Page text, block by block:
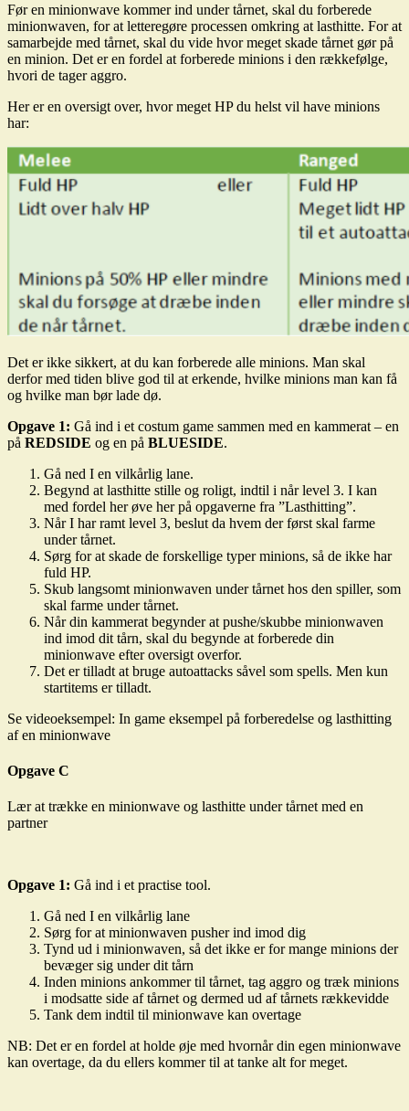
Før en minionwave kommer ind under tårnet, skal du forberede
minionwaven, for at letteregøre processen omkring at lasthitte. For at
samarbejde med tårnet, skal du vide hvor meget skade tårnet gør på
en minion. Det er en fordel at forberede minions i den rækkefølge,
hvori de tager aggro.
Her er en oversigt over, hvor meget HP du helst vil have minions
har:
Det er ikke sikkert, at du kan forberede alle minions. Man skal
derfor med tiden blive god til at erkende, hvilke minions man kan få
og hvilke man bør lade dø.
Opgave 1: Gå ind i et costum game sammen med en kammerat – en
på REDSIDE og en på BLUESIDE.
Gå ned I en vilkårlig lane.
Begynd at lasthitte stille og roligt, indtil i når level 3. I kan
med fordel her øve her på opgaverne fra ”Lasthitting”.
Når I har ramt level 3, beslut da hvem der først skal farme
under tårnet.
Sørg for at skade de forskellige typer minions, så de ikke har
fuld HP.
Skub langsomt minionwaven under tårnet hos den spiller, som
skal farme under tårnet.
Når din kammerat begynder at pushe/skubbe minionwaven
ind imod dit tårn, skal du begynde at forberede din
minionwave efter oversigt overfor.
Det er tilladt at bruge autoattacks såvel som spells. Men kun
startitems er tilladt.
Se videoeksempel: In game eksempel på forberedelse og lasthitting
af en minionwave
Opgave C
Lær at trække en minionwave og lasthitte under tårnet med en
partner
Opgave 1: Gå ind i et practise tool.
Gå ned I en vilkårlig lane
Sørg for at minionwaven pusher ind imod dig
Tynd ud i minionwaven, så det ikke er for mange minions der
bevæger sig under dit tårn
Inden minions ankommer til tårnet, tag aggro og træk minions
i modsatte side af tårnet og dermed ud af tårnets rækkevidde
Tank dem indtil til minionwave kan overtage
NB: Det er en fordel at holde øje med hvornår din egen minionwave
kan overtage, da du ellers kommer til at tanke alt for meget.